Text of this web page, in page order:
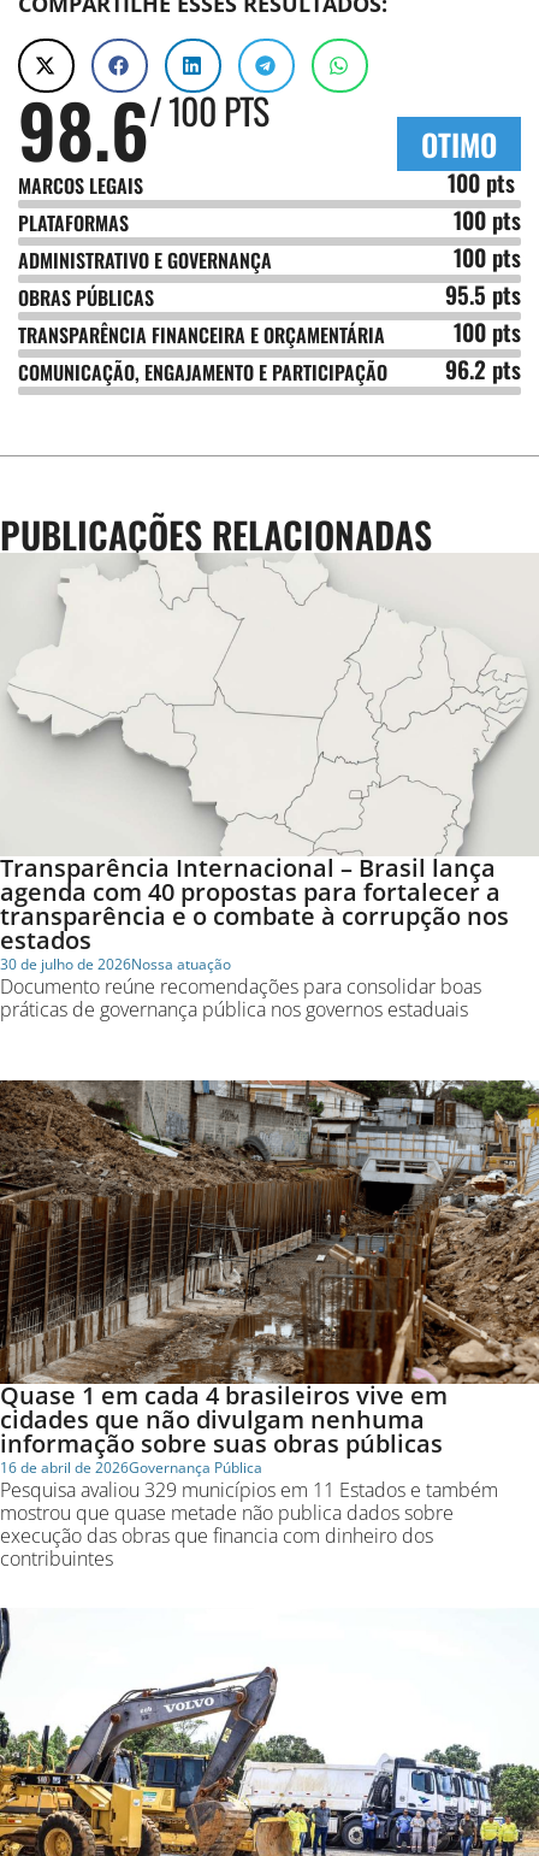
98.6/ 100 PTS
OTIMO
MARCOS LEGAIS 100 pts
PLATAFORMAS 100 pts
ADMINISTRATIVO E GOVERNANÇA 100 pts
OBRAS PÚBLICAS 95.5 pts
TRANSPARÊNCIA FINANCEIRA E ORÇAMENTÁRIA 100 pts
COMUNICAÇÃO, ENGAJAMENTO E PARTICIPAÇÃO 96.2 pts
PUBLICAÇÕES RELACIONADAS
Transparência Internacional – Brasil lança
agenda com 40 propostas para fortalecer a
transparência e o combate à corrupção nos
estados
30 de julho de 2026Nossa atuação
Documento reúne recomendações para consolidar boas
práticas de governança pública nos governos estaduais
Quase 1 em cada 4 brasileiros vive em
cidades que não divulgam nenhuma
informação sobre suas obras públicas
16 de abril de 2026Governança Pública
Pesquisa avaliou 329 municípios em 11 Estados e também
mostrou que quase metade não publica dados sobre
execução das obras que financia com dinheiro dos
contribuintes